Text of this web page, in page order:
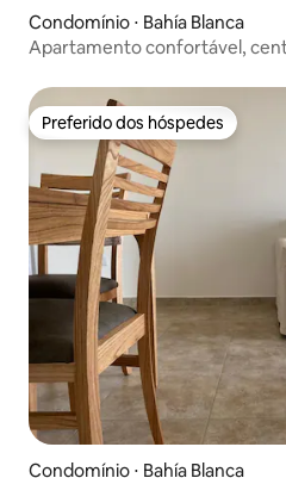
Condomínio ⋅ Bahía Blanca
Apartamento confortável,
Preferido dos hóspedes
Preferido dos hóspedes
Condomínio ⋅ Bahía Blanca